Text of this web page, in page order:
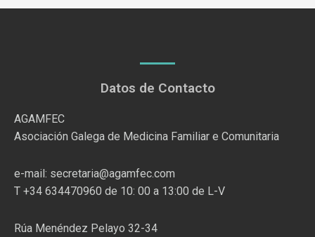
Datos de Contacto
AGAMFEC
Asociación Galega de Medicina Familiar e Comunitaria
e-mail: secretaria@agamfec.com
T +34 634470960 de 10: 00 a 13:00 de L-V
Rúa Menéndez Pelayo 32-34